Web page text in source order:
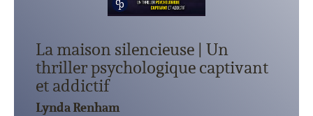
La maison silencieuse | Un
thriller psychologique captivant
et addictif
Lynda Renham